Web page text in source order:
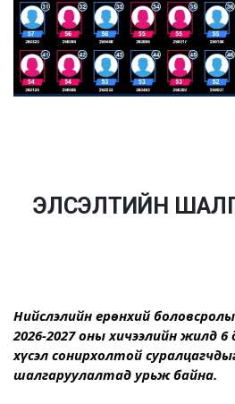
ЭЛСЭЛТИЙН
Нийслэлийн ерөнхий
2026-2027 оны хичээлийн жилд 6
хүсэл сонирхолтой
шалгаруулалтад урьж байна.